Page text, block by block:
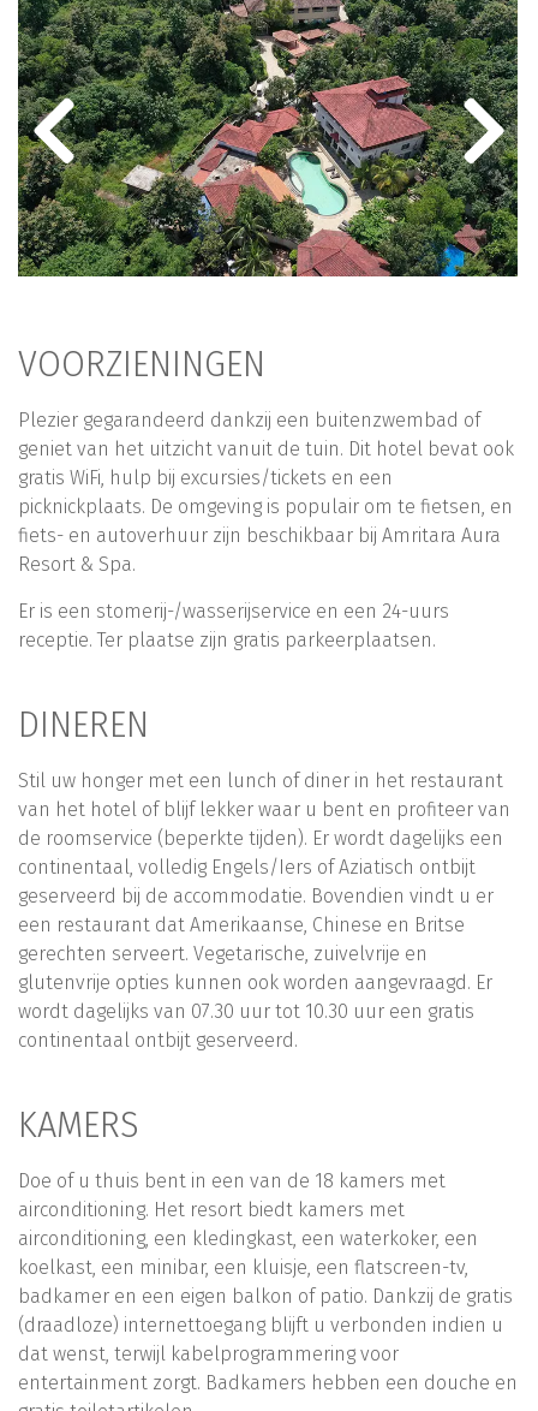
VOORZIENINGEN
Plezier gegarandeerd dankzij een buitenzwembad of
geniet van het uitzicht vanuit de tuin. Dit hotel bevat ook
gratis WiFi, hulp bij excursies/tickets en een
picknickplaats. De omgeving is populair om te fietsen, en
fiets- en autoverhuur zijn beschikbaar bij Amritara Aura
Resort & Spa.
Er is een stomerij-/wasserijservice en een 24-uurs
receptie. Ter plaatse zijn gratis parkeerplaatsen.
DINEREN
Stil uw honger met een lunch of diner in het restaurant
van het hotel of blijf lekker waar u bent en profiteer van
de roomservice (beperkte tijden). Er wordt dagelijks een
continentaal, volledig Engels/Iers of Aziatisch ontbijt
geserveerd bij de accommodatie. Bovendien vindt u er
een restaurant dat Amerikaanse, Chinese en Britse
gerechten serveert. Vegetarische, zuivelvrije en
glutenvrije opties kunnen ook worden aangevraagd. Er
wordt dagelijks van 07.30 uur tot 10.30 uur een gratis
continentaal ontbijt geserveerd.
KAMERS
Doe of u thuis bent in een van de 18 kamers met
airconditioning. Het resort biedt kamers met
airconditioning, een kledingkast, een waterkoker, een
koelkast, een minibar, een kluisje, een flatscreen-tv,
badkamer en een eigen balkon of patio. Dankzij de gratis
(draadloze) internettoegang blijft u verbonden indien u
dat wenst, terwijl kabelprogrammering voor
entertainment zorgt. Badkamers hebben een douche en